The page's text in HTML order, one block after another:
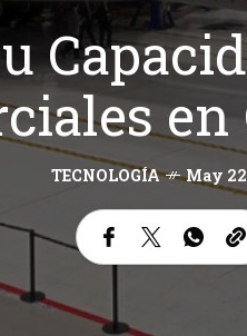
TECNOLOGÍA May